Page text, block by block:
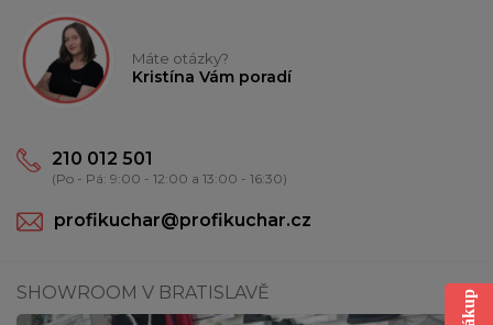
Máte otázky?
Kristína Vám poradí
210 012 501
(Po - Pá: 9:00 - 12:00 a 13:00 - 16:30)
profikuchar@profikuchar.cz
SHOWROOM V BRATISLAVĚ